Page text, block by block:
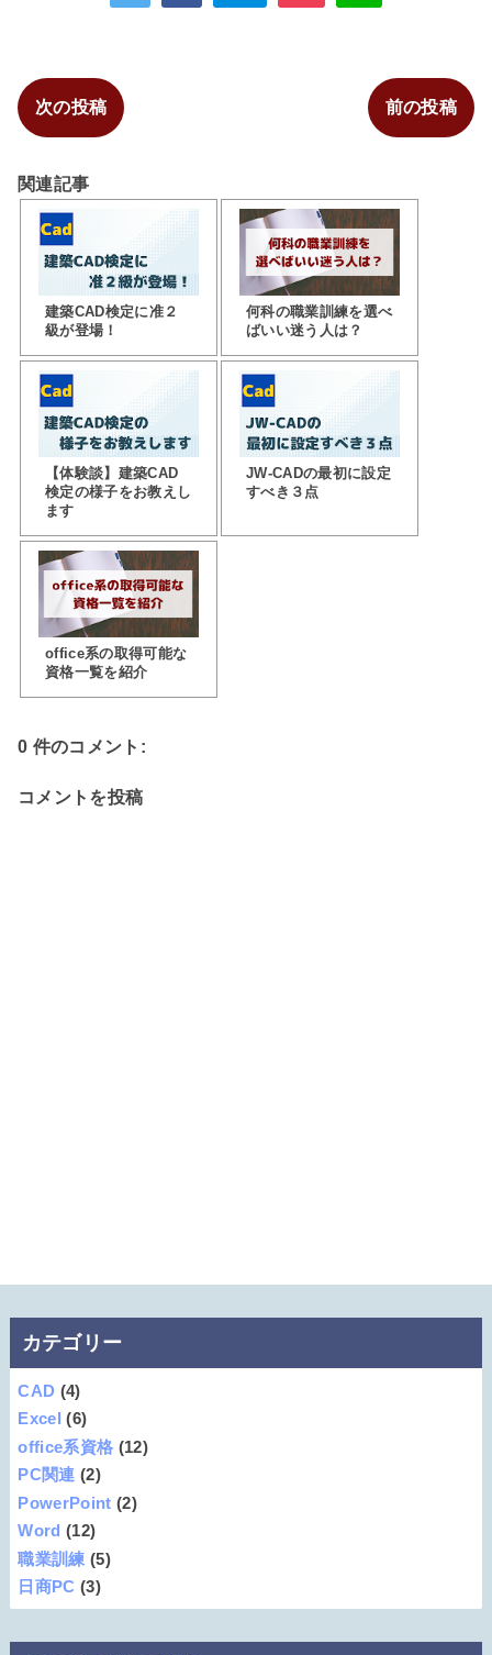
次の投稿 前の投稿
関連記事
建築CAD検定に准２
級が登場！
何科の職業訓練を選べ
ばいい迷う人は？
【体験談】建築CAD
検定の様子をお教えし
ます
JW-CADの最初に設定
すべき３点
office系の取得可能な
資格一覧を紹介
0 件のコメント:
コメントを投稿
カテゴリー
CAD (4)
Excel (6)
office系資格 (12)
PC関連 (2)
PowerPoint (2)
Word (12)
職業訓練 (5)
日商PC (3)